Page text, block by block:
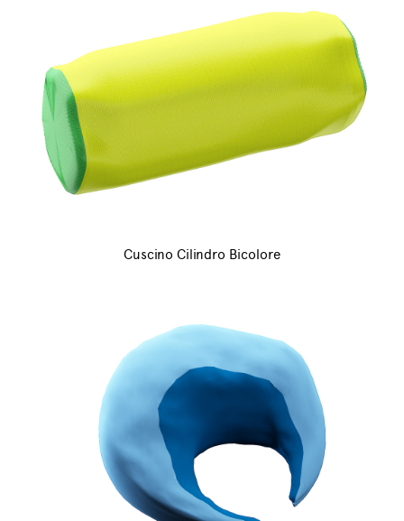
Cuscino Cilindro Bicolore